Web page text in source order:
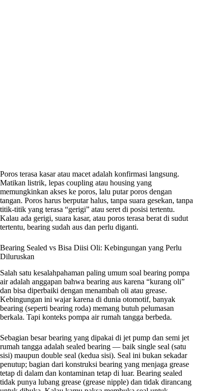
Poros terasa kasar atau macet adalah konfirmasi langsung.
Matikan listrik, lepas coupling atau housing yang
memungkinkan akses ke poros, lalu putar poros dengan
tangan. Poros harus berputar halus, tanpa suara gesekan, tanpa
titik-titik yang terasa “gerigi” atau seret di posisi tertentu.
Kalau ada gerigi, suara kasar, atau poros terasa berat di sudut
tertentu, bearing sudah aus dan perlu diganti.
Bearing Sealed vs Bisa Diisi Oli: Kebingungan yang Perlu
Diluruskan
Salah satu kesalahpahaman paling umum soal bearing pompa
air adalah anggapan bahwa bearing aus karena “kurang oli”
dan bisa diperbaiki dengan menambah oli atau grease.
Kebingungan ini wajar karena di dunia otomotif, banyak
bearing (seperti bearing roda) memang butuh pelumasan
berkala. Tapi konteks pompa air rumah tangga berbeda.
Sebagian besar bearing yang dipakai di jet pump dan semi jet
rumah tangga adalah sealed bearing — baik single seal (satu
sisi) maupun double seal (kedua sisi). Seal ini bukan sekadar
penutup; bagian dari konstruksi bearing yang menjaga grease
tetap di dalam dan kontaminan tetap di luar. Bearing sealed
tidak punya lubang grease (grease nipple) dan tidak dirancang